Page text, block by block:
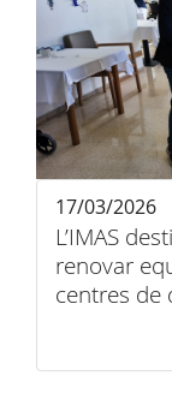
L’IMAS
renovar
centres de
17/03/2026